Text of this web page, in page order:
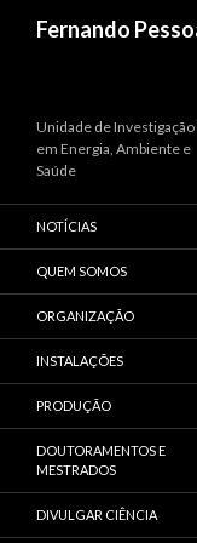
Fernando
Unidade de Investigação
em Energia, Ambiente e
Saúde
NOTÍCIAS
QUEM SOMOS
ORGANIZAÇÃO
INSTALAÇÕES
PRODUÇÃO
DOUTORAMENTOS E
MESTRADOS
DIVULGAR CIÊNCIA